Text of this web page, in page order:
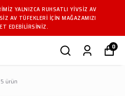
YALNIZCA RUHSATLI YIVSIZ AV
AV TÜFEKLERI IÇIN MAĞAZAMIZI
EDEBILIRSINIZ.
0
5 ürün